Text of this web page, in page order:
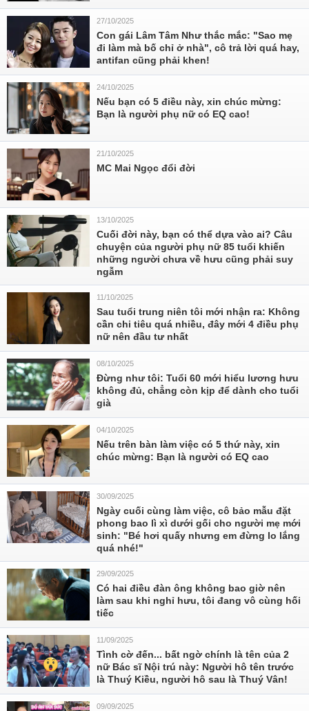
27/10/2025
Con gái Lâm Tâm Như thắc mắc: "Sao mẹ
đi làm mà bố chỉ ở nhà", cô trả lời quá hay,
antifan cũng phải khen!
24/10/2025
Nếu bạn có 5 điều này, xin chúc mừng:
Bạn là người phụ nữ có EQ cao!
21/10/2025
MC Mai Ngọc đổi đời
13/10/2025
Cuối đời này, bạn có thể dựa vào ai? Câu
chuyện của người phụ nữ 85 tuổi khiến
những người chưa về hưu cũng phải suy
ngẫm
11/10/2025
Sau tuổi trung niên tôi mới nhận ra: Không
cần chi tiêu quá nhiều, đây mới 4 điều phụ
nữ nên đầu tư nhất
08/10/2025
Đừng như tôi: Tuổi 60 mới hiểu lương hưu
không đủ, chẳng còn kịp để dành cho tuổi
già
04/10/2025
Nếu trên bàn làm việc có 5 thứ này, xin
chúc mừng: Bạn là người có EQ cao
30/09/2025
Ngày cuối cùng làm việc, cô bảo mẫu đặt
phong bao lì xì dưới gối cho người mẹ mới
sinh: "Bé hơi quấy nhưng em đừng lo lắng
quá nhé!"
29/09/2025
Có hai điều đàn ông không bao giờ nên
làm sau khi nghỉ hưu, tôi đang vô cùng hối
tiếc
11/09/2025
Tình cờ đến... bất ngờ chính là tên của 2
nữ Bác sĩ Nội trú này: Người hô tên trước
là Thuý Kiều, người hô sau là Thuý Vân!
09/09/2025